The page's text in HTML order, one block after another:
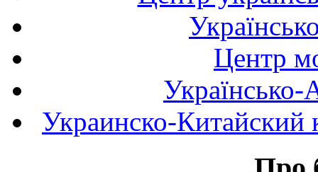
Центр
Українсько-
Украинско-Китайский